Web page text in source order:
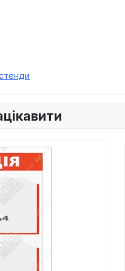
стенди